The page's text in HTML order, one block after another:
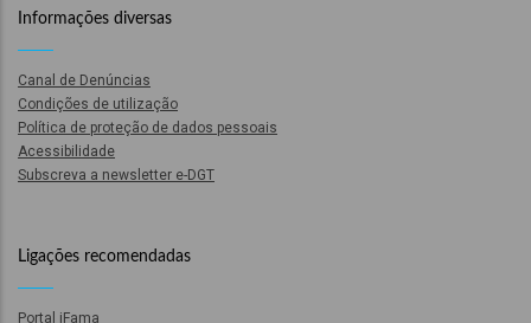
Informações diversas
Canal de Denúncias
Condições de utilização
Política de proteção de dados pessoais
Acessibilidade
Subscreva a newsletter e-DGT
Ligações recomendadas
Portal iFama